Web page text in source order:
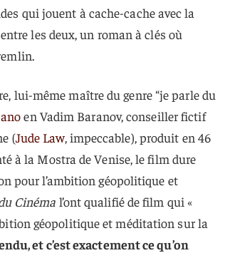
qui jouent à cache-cache avec la
les deux, un roman à clés où
lui-même maître du genre “je parle du
en Vadim Baranov, conseiller fictif
(Jude Law, impeccable), produit en 46
à la Mostra de Venise, le film dure
pour l’ambition géopolitique et
Cinéma l’ont qualifié de film qui «
géopolitique et méditation sur la
et c’est exactement ce qu’on